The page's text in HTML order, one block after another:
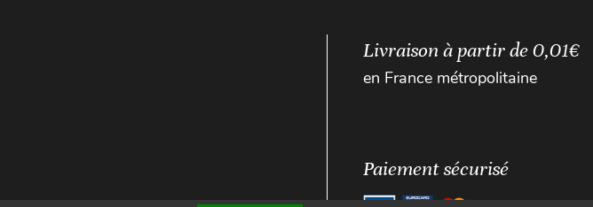
Livraison à partir de 0,01€
en France métropolitaine
Paiement sécurisé